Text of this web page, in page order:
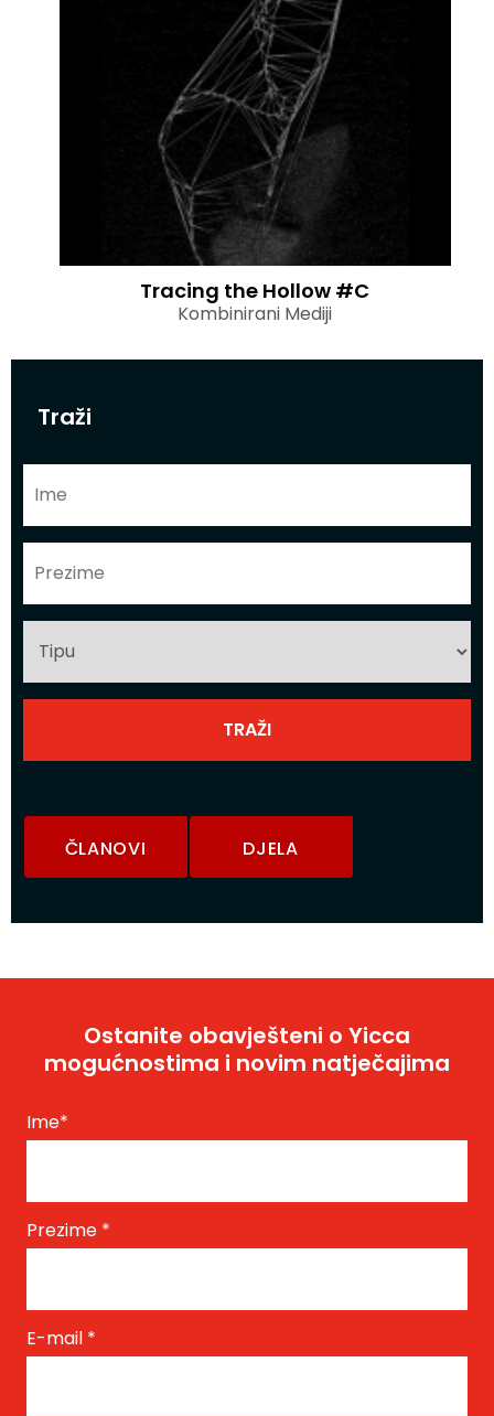
Traži
ČLANOVI DJELA
Tracing the Hollow #C
Kombinirani Mediji
Ostanite obavješteni o Yicca
mogućnostima i novim natječajima
Ime*
Prezime *
E-mail *